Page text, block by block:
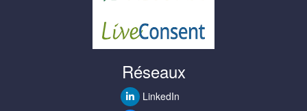
Réseaux
LinkedIn